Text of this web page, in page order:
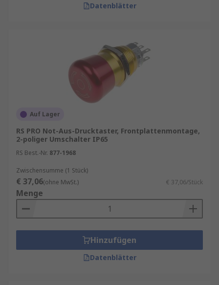
Datenblätter
Auf Lager
RS PRO Not-Aus-Drucktaster, Frontplattenmontage,
2-poliger Umschalter IP65
RS Best.-Nr. 877-1968
Zwischensumme (1 Stück)
€ 37,06(ohne MwSt.) € 37,06/Stück
Menge
Hinzufügen
Datenblätter